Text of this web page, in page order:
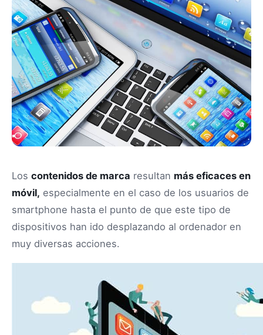
Los contenidos de marca resultan más eficaces en
móvil, especialmente en el caso de los usuarios de
smartphone hasta el punto de que este tipo de
dispositivos han ido desplazando al ordenador en
muy diversas acciones.